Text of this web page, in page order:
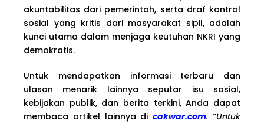
akuntabilitas dari pemerintah, serta draf kontrol
sosial yang kritis dari masyarakat sipil, adalah
kunci utama dalam menjaga keutuhan NKRI yang
demokratis.
Untuk mendapatkan informasi terbaru dan
ulasan menarik lainnya seputar isu sosial,
kebijakan publik, dan berita terkini, Anda dapat
membaca artikel lainnya dicakwar.com.“Untuk